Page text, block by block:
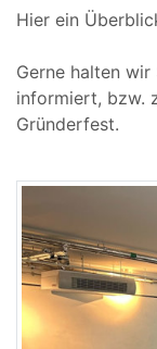
Hier ein
Gerne halten
informiert, bzw.
Gründerfest.